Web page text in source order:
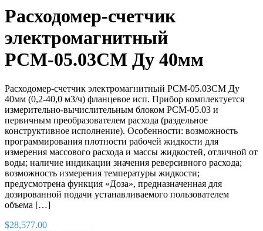
Расходомер-счетчик
электромагнитный
РСМ-05.03СМ Ду 40мм
Расходомер-счетчик электромагнитный РСМ-05.03СМ Ду
40мм (0,2-40,0 м3/ч) фланцевое исп. Прибор комплектуется
измерительно-вычислительным блоком РСМ-05.03 и
первичным преобразователем расхода (раздельное
конструктивное исполнение). Особенности: возможность
программирования плотности рабочей жидкости для
измерения массового расхода и массы жидкостей, отличной от
воды; наличие индикации значения реверсивного расхода;
возможность измерения температуры жидкости;
предусмотрена функция «Доза», предназначенная для
дозированной подачи устанавливаемого пользователем
объема […]
$28,577.00